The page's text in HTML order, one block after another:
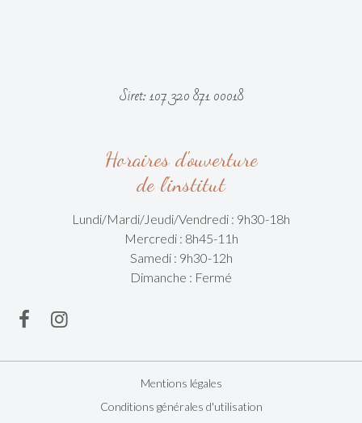
Siret: 107 320 871 00018
Horaires d'ouverture
de l'institut
Lundi/Mardi/Jeudi/Vendredi : 9h30-18h
Mercredi : 8h45-11h
Samedi : 9h30-12h
Dimanche : Fermé
Mentions légales
Conditions générales d'utilisation